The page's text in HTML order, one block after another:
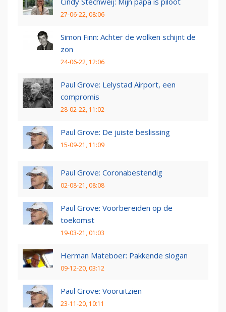
27-06-22, 08:06
Simon Finn: Achter de wolken schijnt de
zon
24-06-22, 12:06
Paul Grove: Lelystad Airport, een
compromis
28-02-22, 11:02
Paul Grove: De juiste beslissing
15-09-21, 11:09
Paul Grove: Coronabestendig
02-08-21, 08:08
Paul Grove: Voorbereiden op de
toekomst
19-03-21, 01:03
Herman Mateboer: Pakkende slogan
09-12-20, 03:12
Paul Grove: Vooruitzien
23-11-20, 10:11